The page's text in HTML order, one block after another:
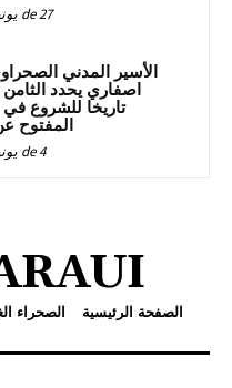
27 de يونيو de 2026
الأسير المدني
اصفاري يحدد
تاريخا للشروع
المفتوح
4 de يونيو de 2026
الصفحة الرئيسية الصحراء